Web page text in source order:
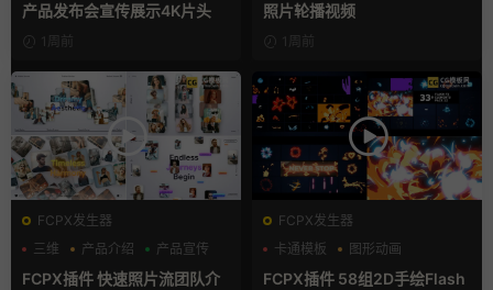
产品发布会宣传展示4K片头
1周前
照片轮播视频
1周前
FCPX发生器
三维
产品介绍 产品宣传
FCPX插件 快速照片流团队介
FCPX发生器
卡通模板
图形动画
手绘风
FCPX插件 58组2D手绘Flash